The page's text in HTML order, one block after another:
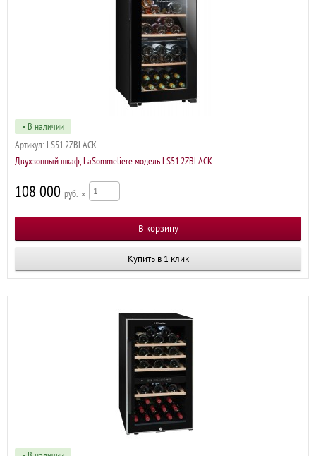
• В наличии
Артикул: LS51.2ZBLACK
Двухзонный шкаф, LaSommeliere модель LS51.2ZBLACK
108 000 р ×
Купить в 1 клик